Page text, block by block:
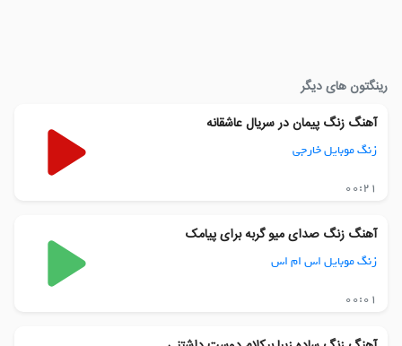
رینگتون های دیگر
آهنگ زنگ پیمان در سریال عاشقانه
زنگ موبایل خارجی
00:21
آهنگ زنگ صدای میو گربه برای پیامک
زنگ موبایل اس ام اس
00:01